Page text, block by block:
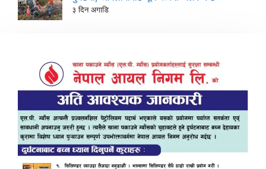
३ दिन अगाडि